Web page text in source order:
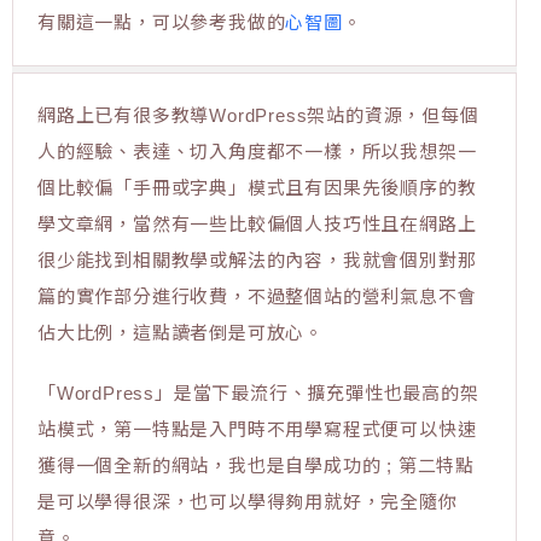
有關這一點，可以參考我做的心智圖 。
網路上已有很多教導WordPress架站的資源，但每個
人的經驗、表達、切入角度都不一樣，所以我想架一
個比較偏「手冊或字典」模式且有因果先後順序的教
學文章網，當然有一些比較偏個人技巧性且在網路上
很少能找到相關教學或解法的內容，我就會個別對那
篇的實作部分進行收費，不過整個站的營利氣息不會
佔大比例，這點讀者倒是可放心。
「WordPress」是當下最流行、擴充彈性也最高的架
站模式，第一特點是入門時不用學寫程式便可以快速
獲得一個全新的網站，我也是自學成功的 ; 第二特點
是可以學得很深，也可以學得夠用就好，完全隨你